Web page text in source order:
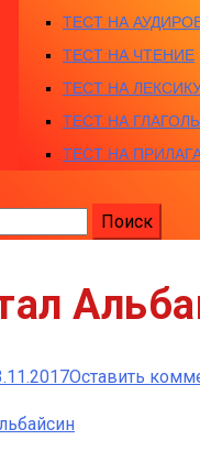
ТЕСТ НА
ТЕСТ НА ЧТЕНИЕ
ТЕСТ НА
ТЕСТ НА
ТЕСТ НА
Оставить